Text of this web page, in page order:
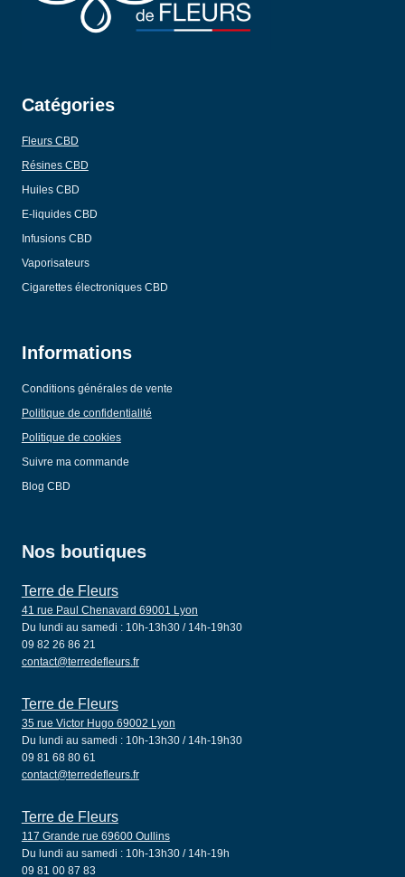
Catégories
Fleurs CBD
Résines CBD
Huiles CBD
E-liquides CBD
Infusions CBD
Vaporisateurs
Cigarettes électroniques CBD
Informations
Conditions générales de vente
Politique de confidentialité
Politique de cookies
Suivre ma commande
Blog CBD
Nos boutiques
Terre de Fleurs
41 rue Paul Chenavard 69001 Lyon
Du lundi au samedi : 10h-13h30 / 14h-19h30
09 82 26 86 21
contact@terredefleurs.fr
Terre de Fleurs
35 rue Victor Hugo 69002 Lyon
Du lundi au samedi : 10h-13h30 / 14h-19h30
09 81 68 80 61
contact@terredefleurs.fr
Terre de Fleurs
117 Grande rue 69600 Oullins
Du lundi au samedi : 10h-13h30 / 14h-19h
09 81 00 87 83